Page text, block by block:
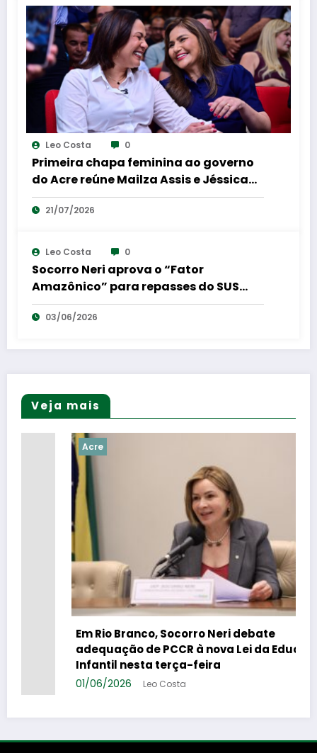
Leo Costa 0
Primeira chapa feminina ao governo
do Acre reúne Mailza Assis e Jéssica
Sales em coletiva de imprensa
21/07/2026
Leo Costa 0
Socorro Neri aprova o “Fator
Amazônico” para repasses do SUS
para a região Norte
03/06/2026
Veja mais
Em Rio Branco, Socorro Neri debate
adequação de PCCR à nova Lei da Educação
Infantil nesta terça-feira
01/06/2026 Leo Costa